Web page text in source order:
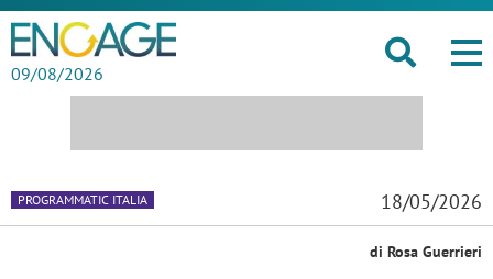
09/08/2026
PROGRAMMATIC ITALIA 18/05/2026
di Rosa Guerrieri